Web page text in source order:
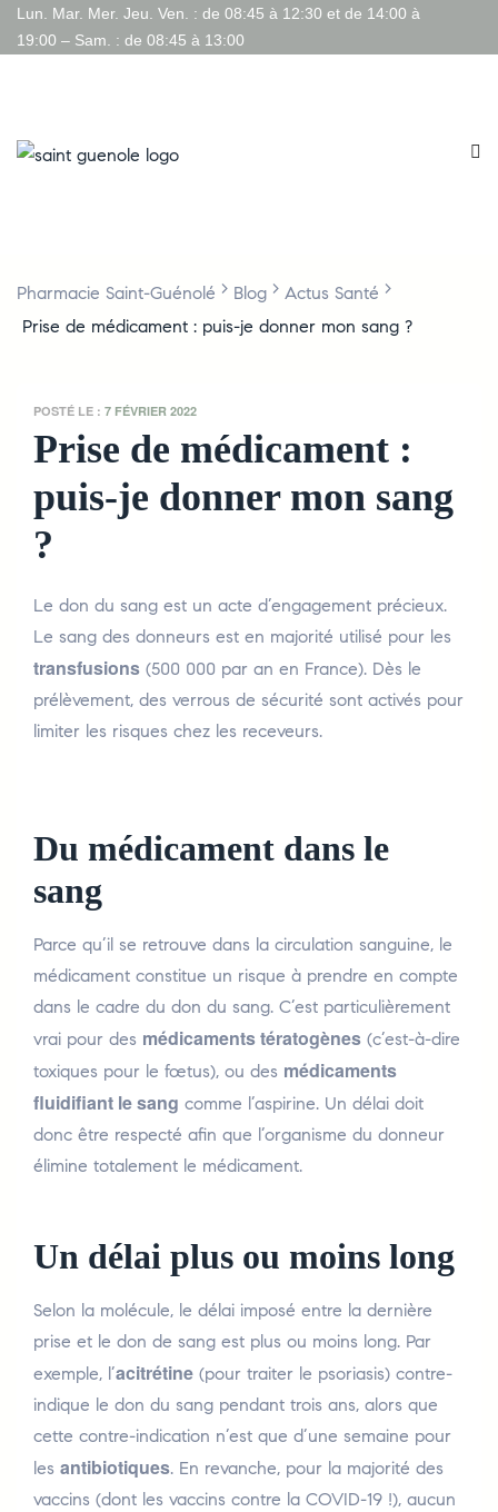
Lun. Mar. Mer. Jeu. Ven. : de 08:45 à 12:30 et de 14:00 à
19:00 – Sam. : de 08:45 à 13:00
Pharmacie Saint-Guénolé > Blog > Actus Santé >
Prise de médicament : puis-je donner mon sang ?
POSTÉ LE : 7 FÉVRIER 2022
Prise de médicament :
puis-je donner mon sang
?
Le don du sang est un acte d’engagement précieux.
Le sang des donneurs est en majorité utilisé pour les
transfusions (500 000 par an en France). Dès le
prélèvement, des verrous de sécurité sont activés pour
limiter les risques chez les receveurs.
Du médicament dans le
sang
Parce qu’il se retrouve dans la circulation sanguine, le
médicament constitue un risque à prendre en compte
dans le cadre du don du sang. C’est particulièrement
vrai pour des médicaments tératogènes (c’est-à-dire
toxiques pour le fœtus), ou des médicaments
fluidifiant le sang comme l’aspirine. Un délai doit
donc être respecté afin que l’organisme du donneur
élimine totalement le médicament.
Un délai plus ou moins long
Selon la molécule, le délai imposé entre la dernière
prise et le don de sang est plus ou moins long. Par
exemple, l’acitrétine (pour traiter le psoriasis) contre-
indique le don du sang pendant trois ans, alors que
cette contre-indication n’est que d’une semaine pour
les antibiotiques. En revanche, pour la majorité des
vaccins (dont les vaccins contre la COVID-19 !), aucun